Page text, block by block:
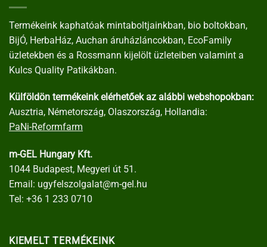
Termékeink kaphatóak mintaboltjainkban, bio boltokban,
BijÓ, HerbaHáz, Auchan áruházláncokban, EcoFamily
üzletekben és a Rossmann kijelölt üzleteiben valamint a
Kulcs Quality Patikákban.
Külföldön termékeink elérhetőek az alábbi webshopokban:
Ausztria, Németország, Olaszország, Hollandia:
PaNi-Reformfarm
m-GEL Hungary Kft.
1044 Budapest, Megyeri út 51.
Email: ugyfelszolgalat@m-gel.hu
Tel: +36 1 233 0710
KIEMELT TERMÉKEINK